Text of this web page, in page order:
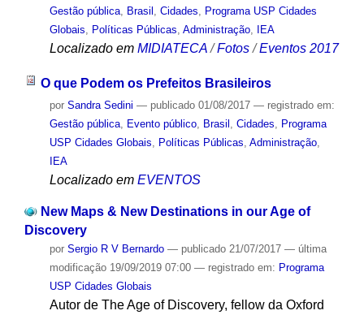
Gestão pública, Brasil , Cidades, Programa USP Cidades
Globais, Políticas Públicas, Administração, IEA
Localizado em MIDIATECA /Fotos /Eventos 2017
O que Podem os Prefeitos Brasileiros
por Sandra Sedini — publicado01/08/2017 — registrado em:
Gestão pública, Evento público, Brasil , Cidades, Programa
USP Cidades Globais, Políticas Públicas, Administração,
IEA
Localizado em EVENTOS
New Maps & New Destinations in our Age of
Discovery
por Sergio R V Bernardo — publicado21/07/2017 — última
modificação19/09/2019 07:00 — registrado em: Programa
USP Cidades Globais
Autor de The Age of Discovery, fellow da Oxford